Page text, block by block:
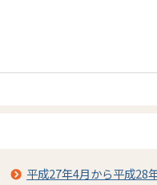
平成27年4月から平成28